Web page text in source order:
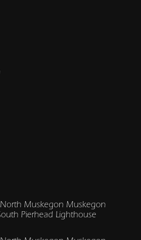
Muskegon Muskegon
Pierhead Lighthouse